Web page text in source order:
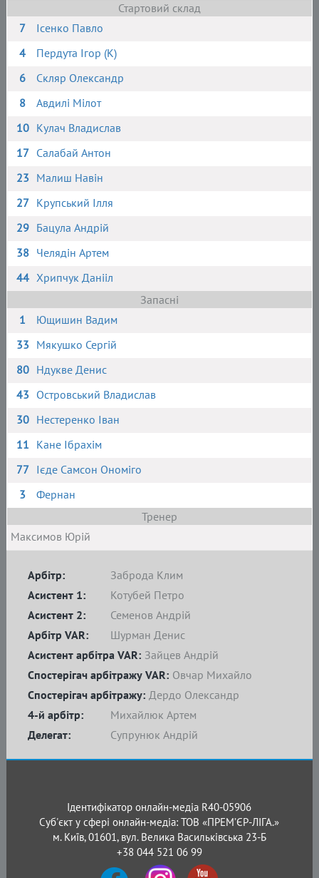
Стартовий склад
7
Ісенко Павло
4
Пердута Ігор (К)
6
Скляр Олександр
8
Авдилі Мілот
10 Кулач Владислав
17 Салабай Антон
23 Малиш Навін
27 Крупський Ілля
29 Бацула Андрій
38 Челядін Артем
44 Хрипчук Данііл
Запасні
1
Ющишин Вадим
33 Мякушко Сергій
80 Ндукве Денис
43 Островський Владислав
30 Нестеренко Іван
11 Кане Ібрахім
77 Ієде Самсон Ономіго
3
Фернан
Тренер
Максимов Юрій
Арбітр:
Заброда Клим
Асистент 1:
Котубей Петро
Асистент 2:
Семенов Андрій
4-й арбітр:
Михайлюк Артем
Делегат:
Супрунюк Андрій
Спостерігач арбітражу: Дердо Олександр
Арбітр VAR:
Шурман Денис
Асистент арбітра VAR: Зайцев Андрій
Спостерігач арбітражу VAR: Овчар Михайло
Ідентифікатор онлайн-медіа R40-05906
Суб'єкт у сфері онлайн-медіа: ТОВ «ПРЕМ’ЄР-ЛІГА.»
м. Київ, 01601, вул. Велика Васильківська 23-Б
+38 044 521 06 99